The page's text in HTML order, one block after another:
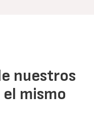
nuestros
mismo